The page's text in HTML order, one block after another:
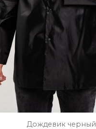
Дождевик черный